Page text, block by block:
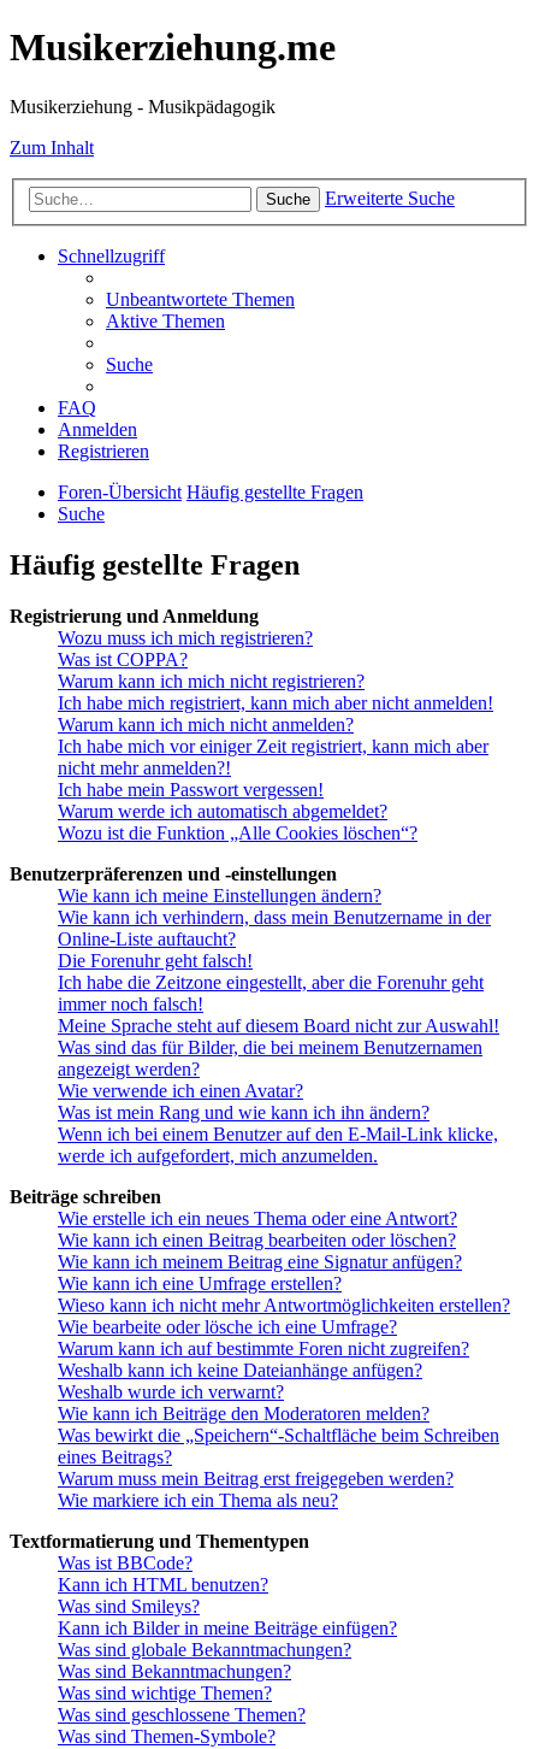
Musikerziehung.me
Musikerziehung - Musikpädagogik
Zum Inhalt
Suche Erweiterte Suche
Schnellzugriff
Unbeantwortete Themen
Aktive Themen
Suche
FAQ
Anmelden
Registrieren
Foren-Übersicht Häufig gestellte Fragen
Suche
Häufig gestellte Fragen
Registrierung und Anmeldung
Wozu muss ich mich registrieren?
Was ist COPPA?
Warum kann ich mich nicht registrieren?
Ich habe mich registriert, kann mich aber nicht anmelden!
Warum kann ich mich nicht anmelden?
Ich habe mich vor einiger Zeit registriert, kann mich aber
nicht mehr anmelden?!
Ich habe mein Passwort vergessen!
Warum werde ich automatisch abgemeldet?
Wozu ist die Funktion „Alle Cookies löschen“?
Benutzerpräferenzen und -einstellungen
Wie kann ich meine Einstellungen ändern?
Wie kann ich verhindern, dass mein Benutzername in der
Online-Liste auftaucht?
Die Forenuhr geht falsch!
Ich habe die Zeitzone eingestellt, aber die Forenuhr geht
immer noch falsch!
Meine Sprache steht auf diesem Board nicht zur Auswahl!
Was sind das für Bilder, die bei meinem Benutzernamen
angezeigt werden?
Wie verwende ich einen Avatar?
Was ist mein Rang und wie kann ich ihn ändern?
Wenn ich bei einem Benutzer auf den E-Mail-Link klicke,
werde ich aufgefordert, mich anzumelden.
Beiträge schreiben
Wie erstelle ich ein neues Thema oder eine Antwort?
Wie kann ich einen Beitrag bearbeiten oder löschen?
Wie kann ich meinem Beitrag eine Signatur anfügen?
Wie kann ich eine Umfrage erstellen?
Wieso kann ich nicht mehr Antwortmöglichkeiten erstellen?
Wie bearbeite oder lösche ich eine Umfrage?
Warum kann ich auf bestimmte Foren nicht zugreifen?
Weshalb kann ich keine Dateianhänge anfügen?
Weshalb wurde ich verwarnt?
Wie kann ich Beiträge den Moderatoren melden?
Was bewirkt die „Speichern“-Schaltfläche beim Schreiben
eines Beitrags?
Warum muss mein Beitrag erst freigegeben werden?
Wie markiere ich ein Thema als neu?
Textformatierung und Thementypen
Was ist BBCode?
Kann ich HTML benutzen?
Was sind Smileys?
Kann ich Bilder in meine Beiträge einfügen?
Was sind globale Bekanntmachungen?
Was sind Bekanntmachungen?
Was sind wichtige Themen?
Was sind geschlossene Themen?
Was sind Themen-Symbole?